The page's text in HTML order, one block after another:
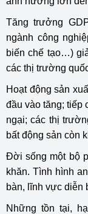
Tăng trưởng
ngành công
biến chế tạo…)
các thị trường
Hoạt động sản
đầu vào tăng; tiếp
ngại; các thị
bất động sản còn
Đời sống một bộ
khăn. Tình hình
bàn, lĩnh vực
Những tồn tại,